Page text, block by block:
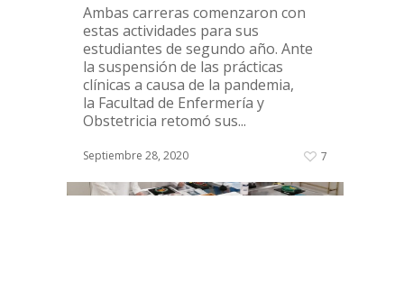
Diciembre 14, 2020
Ambas carreras comenzaron con
estas actividades para sus
estudiantes de segundo año. Ante
la suspensión de las prácticas
clínicas a causa de la pandemia,
la Facultad de Enfermería y
Obstetricia retomó sus...
Septiembre 28, 2020 7